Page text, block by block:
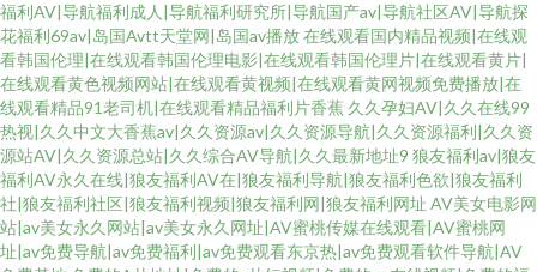
福利AV|导航福利成人|导航福利研究所|导航国产av|导航社区AV|导航探
花福利69av|岛国Avtt天堂网|岛国av播放在线观看国内精品视频|在线观
看韩国伦理|在线观看韩国伦理电影|在线观看韩国伦理片|在线观看黄片|
在线观看黄色视频网站|在线观看黄视频|在线观看黄网视频免费播放|在
线观看精品91老司机|在线观看精品福利片香蕉 久久孕妇AV|久久在线99
热视|久久中文大香蕉av|久久资源av|久久资源导航|久久资源福利|久久资
源站AV|久久资源总站|久久综合AV导航|久久最新地址9 狼友福利av|狼友
福利AV永久在线|狼友福利AV在|狼友福利导航|狼友福利色欲|狼友福利
社|狼友福利社区|狼友福利视频|狼友福利网|狼友福利网址 AV美女电影网
站|av美女永久网站|av美女永久网址|AV蜜桃传媒在线观看|AV蜜桃网
址|av免费导航|av免费福利|av免费观看东京热|av免费观看软件导航|AV